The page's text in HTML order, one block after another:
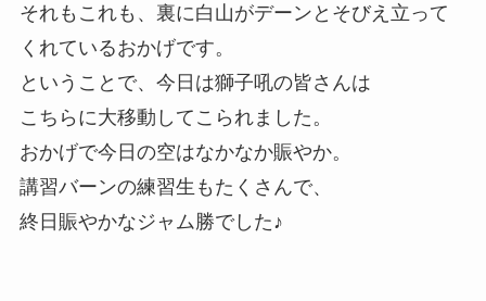
それもこれも、裏に白山がデーンとそびえ立って
くれているおかげです。
ということで、今日は獅子吼の皆さんは
こちらに大移動してこられました。
おかげで今日の空はなかなか賑やか。
講習バーンの練習生もたくさんで、
終日賑やかなジャム勝でした♪